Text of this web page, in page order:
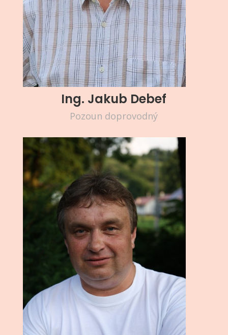
Ing. Jakub Debef
Pozoun doprovodný